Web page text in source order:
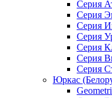
Серия
Серия
Серия
Серия
Серия
Серия
Серия
Юркас